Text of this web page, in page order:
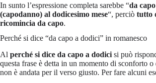
In sunto l’espressione completa sarebbe “da
(capodanno) al dodicesimo mese“, perciò tutto
ricomincia da capo.
Perché si dice “da capo a dodici” in romanesco
Al perché si dice da capo a dodici si può
questa frase è detta in un momento di sconforto o
non è andata per il verso giusto. Per fare alcuni